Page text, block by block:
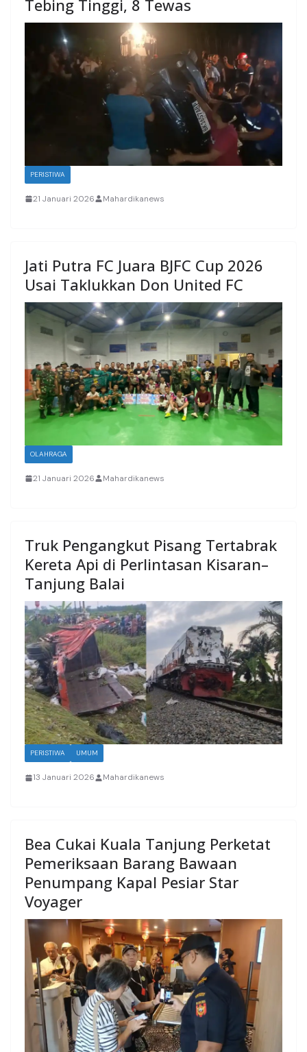
Tebing Tinggi, 8 Tewas
PERISTIWA
21 Januari 2026 Mahardikanews
Jati Putra FC Juara BJFC Cup 2026
Usai Taklukkan Don United FC
OLAHRAGA
21 Januari 2026 Mahardikanews
Truk Pengangkut Pisang Tertabrak
Kereta Api di Perlintasan Kisaran–
Tanjung Balai
PERISTIWA UMUM
13 Januari 2026 Mahardikanews
Bea Cukai Kuala Tanjung Perketat
Pemeriksaan Barang Bawaan
Penumpang Kapal Pesiar Star
Voyager